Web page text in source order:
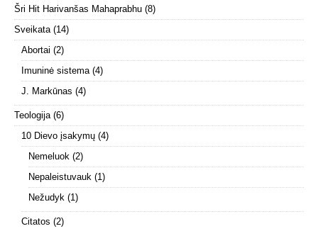
Šri Hit Harivanšas Mahaprabhu (8)
Sveikata(14)
Abortai (2)
Imuninė sistema(4)
J. Markūnas (4)
Teologija(6)
10 Dievo įsakymų (4)
Nemeluok (2)
Nepaleistuvauk (1)
Nežudyk (1)
Citatos (2)